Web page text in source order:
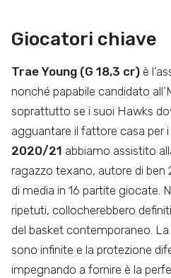
Giocatori chiave
Trae Young (G 18,3 cr) è
nonché papabile candidato
soprattutto se i suoi Hawks
agguantare il fattore casa per
2020/21 abbiamo assistito
ragazzo texano, autore di ben
di media in 16 partite giocate.
ripetuti, collocherebbero
del basket contemporaneo.
sono infinite e la protezione
impegnando a fornire è la